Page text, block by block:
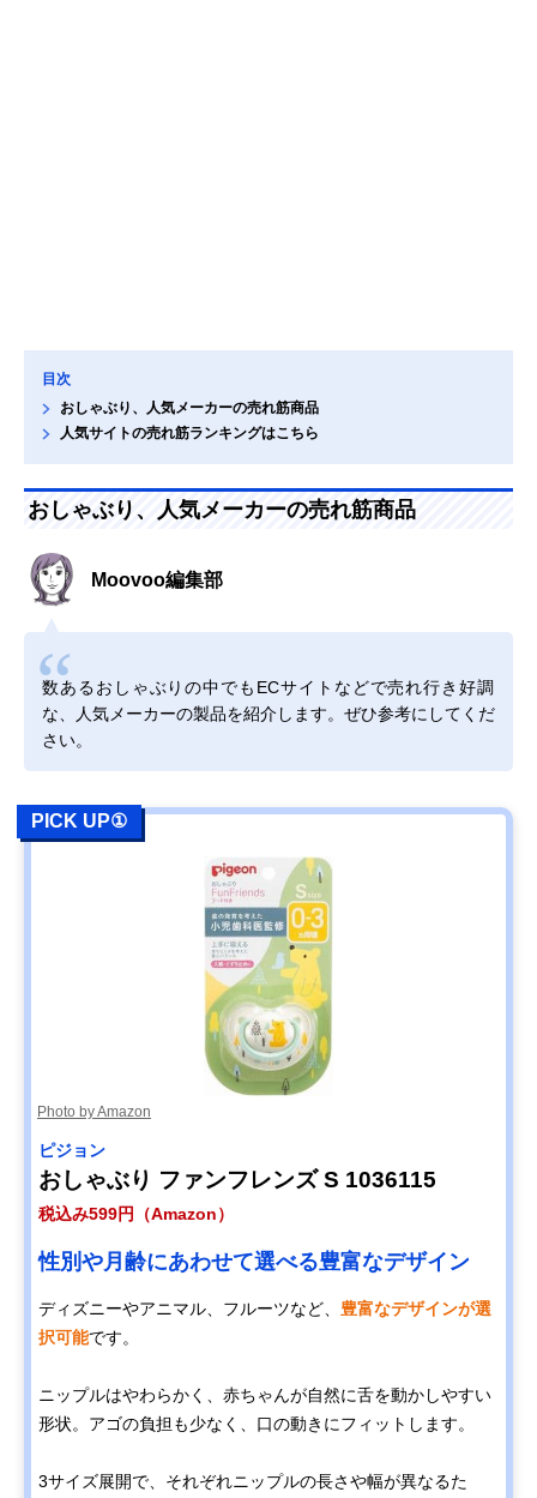
目次
おしゃぶり、人気メーカーの売れ筋商品
人気サイトの売れ筋ランキングはこちら
おしゃぶり、人気メーカーの売れ筋商品
Moovoo編集部
数あるおしゃぶりの中でもECサイトなどで売れ行き好調
な、人気メーカーの製品を紹介します。ぜひ参考にしてくだ
さい。
PICK UP①
Photo by Amazon
ピジョン
おしゃぶり ファンフレンズ S 1036115
税込み599円（Amazon）
性別や月齢にあわせて選べる豊富なデザイン
ディズニーやアニマル、フルーツなど、 豊富なデザインが選
択可能です。
ニップルはやわらかく、赤ちゃんが自然に舌を動かしやすい
形状。アゴの負担も少なく、口の動きにフィットします。
3サイズ展開で、それぞれニップルの長さや幅が異なるた